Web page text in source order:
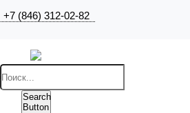
+7 (846) 312-02-82
Search
Button